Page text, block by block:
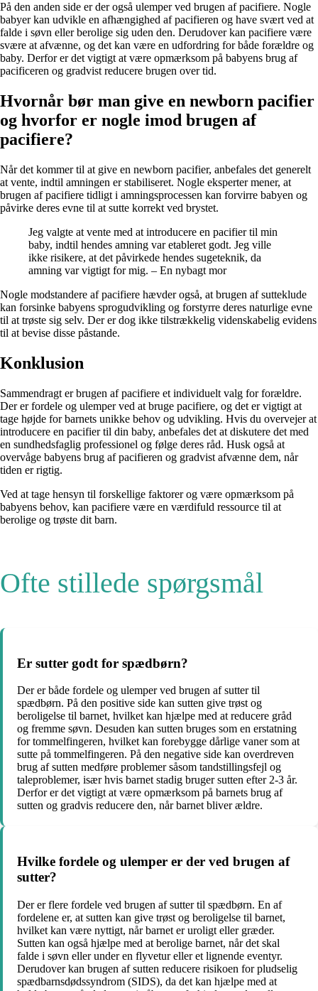
På den anden side er der også ulemper ved brugen af pacifiere. Nogle
babyer kan udvikle en afhængighed af pacifieren og have svært ved at
falde i søvn eller berolige sig uden den. Derudover kan pacifiere være
svære at afvænne, og det kan være en udfordring for både forældre og
baby. Derfor er det vigtigt at være opmærksom på babyens brug af
pacificeren og gradvist reducere brugen over tid.
Hvornår bør man give en newborn pacifier
og hvorfor er nogle imod brugen af
pacifiere?
Når det kommer til at give en newborn pacifier, anbefales det generelt
at vente, indtil amningen er stabiliseret. Nogle eksperter mener, at
brugen af pacifiere tidligt i amningsprocessen kan forvirre babyen og
påvirke deres evne til at sutte korrekt ved brystet.
Jeg valgte at vente med at introducere en pacifier til min
baby, indtil hendes amning var etableret godt. Jeg ville
ikke risikere, at det påvirkede hendes sugeteknik, da
amning var vigtigt for mig. – En nybagt mor
Nogle modstandere af pacifiere hævder også, at brugen af sutteklude
kan forsinke babyens sprogudvikling og forstyrre deres naturlige evne
til at trøste sig selv. Der er dog ikke tilstrækkelig videnskabelig evidens
til at bevise disse påstande.
Konklusion
Sammendragt er brugen af pacifiere et individuelt valg for forældre.
Der er fordele og ulemper ved at bruge pacifiere, og det er vigtigt at
tage højde for barnets unikke behov og udvikling. Hvis du overvejer at
introducere en pacifier til din baby, anbefales det at diskutere det med
en sundhedsfaglig professionel og følge deres råd. Husk også at
overvåge babyens brug af pacifieren og gradvist afvænne dem, når
tiden er rigtig.
Ved at tage hensyn til forskellige faktorer og være opmærksom på
babyens behov, kan pacifiere være en værdifuld ressource til at
berolige og trøste dit barn.
Ofte stillede spørgsmål
Er sutter godt for spædbørn?
Der er både fordele og ulemper ved brugen af sutter til
spædbørn. På den positive side kan sutten give trøst og
beroligelse til barnet, hvilket kan hjælpe med at reducere gråd
og fremme søvn. Desuden kan sutten bruges som en erstatning
for tommelfingeren, hvilket kan forebygge dårlige vaner som at
sutte på tommelfingeren. På den negative side kan overdreven
brug af sutten medføre problemer såsom tandstillingsfejl og
taleproblemer, især hvis barnet stadig bruger sutten efter 2-3 år.
Derfor er det vigtigt at være opmærksom på barnets brug af
sutten og gradvis reducere den, når barnet bliver ældre.
Hvilke fordele og ulemper er der ved brugen af
sutter?
Der er flere fordele ved brugen af sutter til spædbørn. En af
fordelene er, at sutten kan give trøst og beroligelse til barnet,
hvilket kan være nyttigt, når barnet er uroligt eller græder.
Sutten kan også hjælpe med at berolige barnet, når det skal
falde i søvn eller under en flyvetur eller et lignende eventyr.
Derudover kan brugen af sutten reducere risikoen for pludselig
spædbarnsdødssyndrom (SIDS), da det kan hjælpe med at